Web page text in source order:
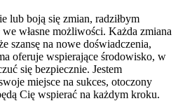
lub boją się zmian, radziłbym
własne możliwości. Każda zmiana
szansę na nowe doświadczenia,
oferuje wspierające środowisko, w
się bezpiecznie. Jestem
miejsce na sukces, otoczony
Cię wspierać na każdym kroku.